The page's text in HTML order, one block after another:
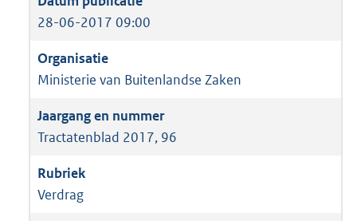
28-06-2017 09:00
Ministerie van Buitenlandse Zaken
Tractatenblad 2017, 96
Verdrag